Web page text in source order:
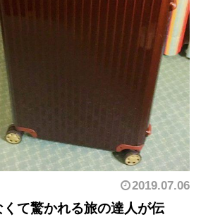
2019.07.06
て驚かれる旅の達人が伝